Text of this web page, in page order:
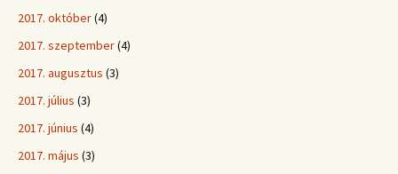
2017. október(4)
2017. szeptember(4)
2017. augusztus (3)
2017. július (3)
2017. június (4)
2017. május (3)